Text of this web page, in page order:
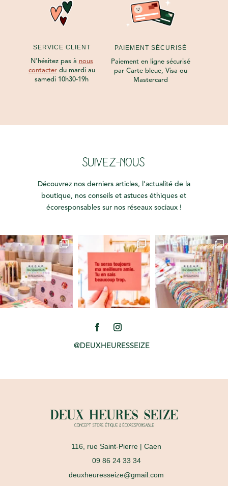
SERVICE CLIENT
N’hésitez pas à nous
contacterdu mardi au
samedi 10h30-19h
PAIEMENT SÉCURISÉ
Paiement en ligne sécurisé
par Carte bleue, Visa ou
Mastercard
SUIVEZ-NOUS
Découvrez nos derniers articles, l’actualité de la
boutique, nos conseils et astuces éthiques et
écoresponsables sur nos réseaux sociaux !
@DEUXHEURESSEIZE
116, rue Saint-Pierre | Caen
09 86 24 33 34
deuxheuresseize@gmail.com